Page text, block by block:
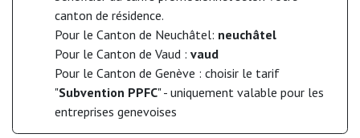
canton de résidence.
Pour le Canton de Neuchâtel: neuchâtel
Pour le Canton de Vaud : vaud
Pour le Canton de Genève : choisir le tarif
"Subvention PPFC" - uniquement valable pour les
entreprises genevoises